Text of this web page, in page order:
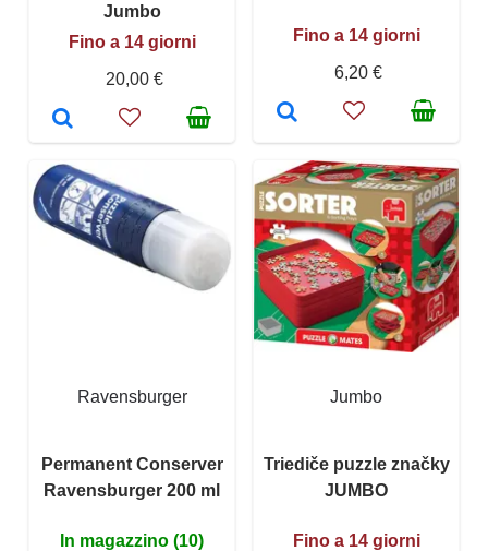
Jumbo
Fino a 14 giorni
20,00 €
Fino a 14 giorni
6,20 €
Ravensburger
Permanent Conserver
Ravensburger 200 ml
In magazzino (10)
Jumbo
Triediče puzzle značky
JUMBO
Fino a 14 giorni